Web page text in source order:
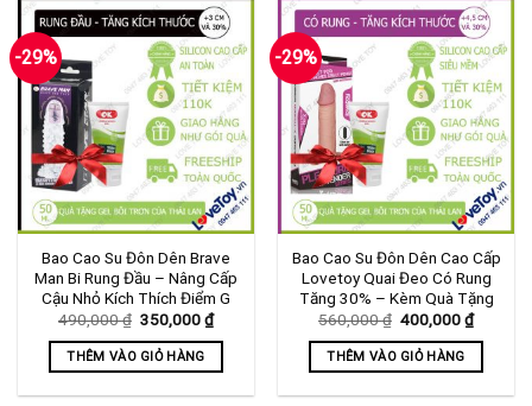
-29%
Bao Cao Su Đôn Dên Brave
Man Bi Rung Đầu – Nâng Cấp
Cậu Nhỏ Kích Thích Điểm G
490,000₫ Giá
là:
490,000 ₫.
350,000₫Giá
hiện
tại
THÊM VÀO GIỎ HÀNG
-29%
Bao Cao Su Đôn Dên Cao Cấp
Lovetoy Quai Đeo Có Rung
Tăng 30% – Kèm Quà Tặng
560,000₫ Giá
là:
560,000 ₫.
400,000₫Giá
hiện
tại
THÊM VÀO GIỎ HÀNG